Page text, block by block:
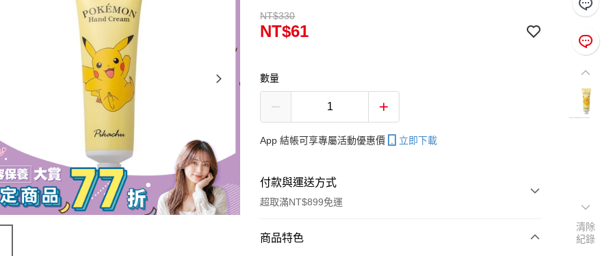
NT$330
NT$61
數量
App 結帳可享專屬活動優惠價 立即下載
付款與運送方式
超取滿NT$899免運
付款方式
商品特色
清除
紀錄